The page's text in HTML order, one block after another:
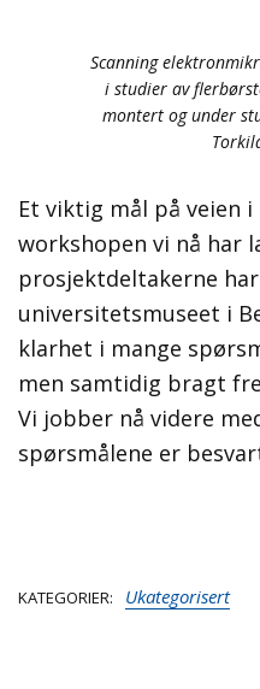
Scanning
i studier av
montert og under
Et viktig mål på veien
workshopen vi nå har
prosjektdeltakerne
universitetsmuseet i
klarhet i mange
men samtidig bragt
Vi jobber nå videre
spørsmålene er
KATEGORIER Ukategorisert